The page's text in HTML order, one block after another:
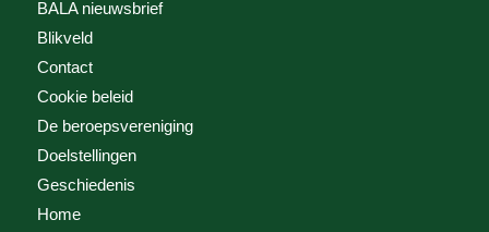
BALA nieuwsbrief
Blikveld
Contact
Cookie beleid
De beroepsvereniging
Doelstellingen
Geschiedenis
Home